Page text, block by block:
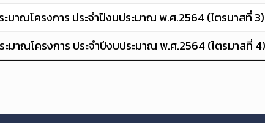
ะมาณโครงการ ประจำปีงบประมาณ พ.ศ.2564 (ไตรมาสที่
ะมาณโครงการ ประจำปีงบประมาณ พ.ศ.2564 (ไตรมาสที่